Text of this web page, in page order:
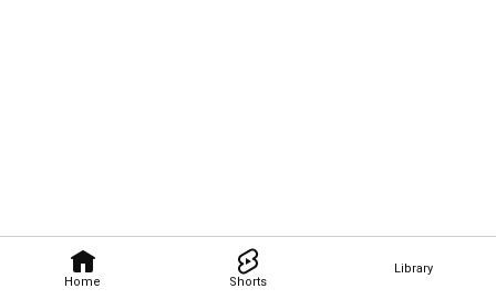
Home Shorts
Library